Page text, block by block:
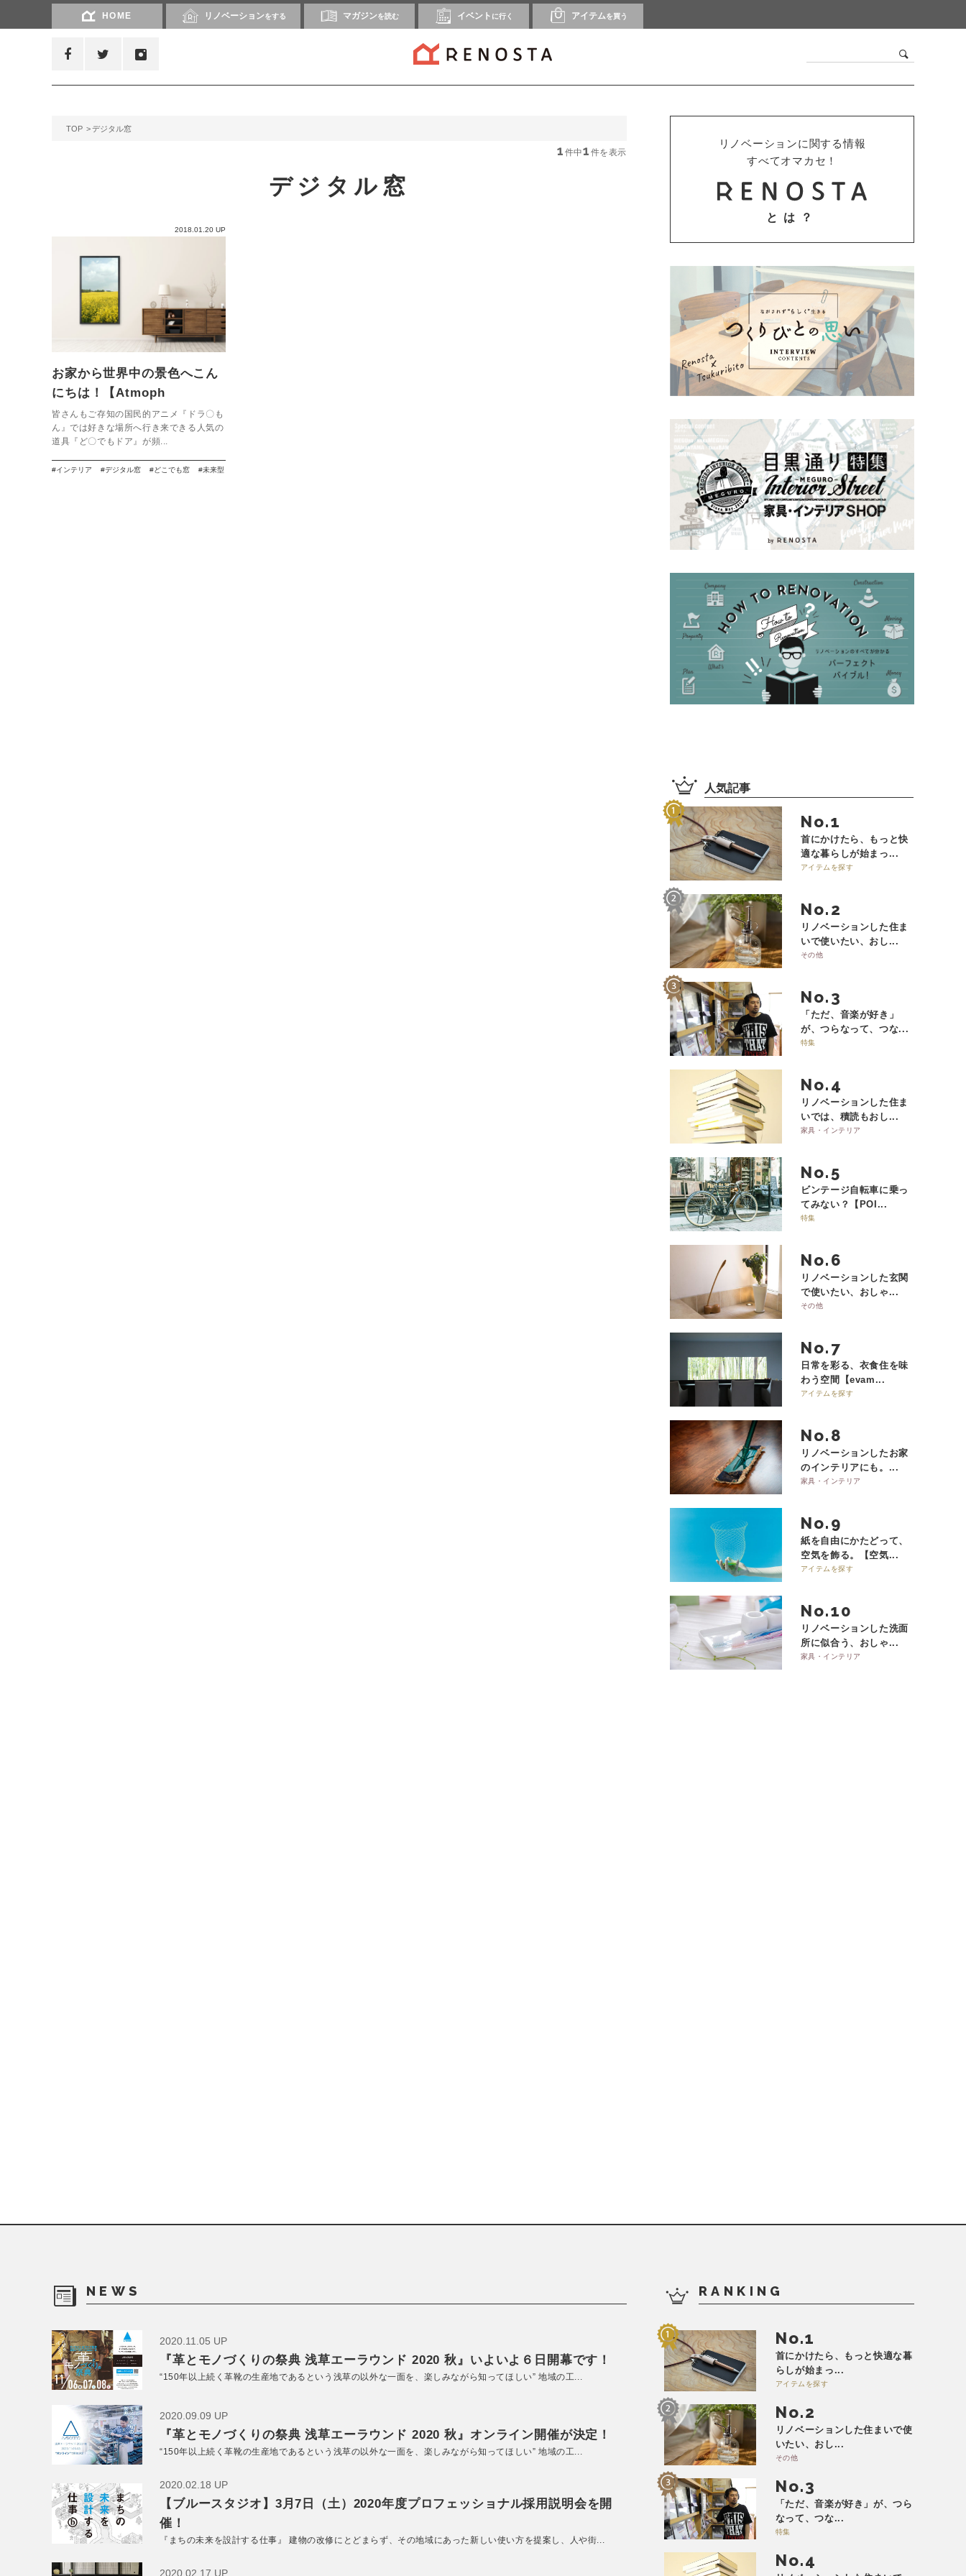
HOME リノベーションをする マガジンを読む イベント に行く アイテムを買う
TOP デジタル窓
1 件中1 件を表示
デジタル窓
2018.01.20 UP
お家から世界中の景色へこん
にちは！【Atmoph
Window】
皆さんもご存知の国民的アニメ『ドラ〇も
ん』では好きな場所へ行き来できる人気の
道具『ど〇でもドア』が頻...
インテリア デジタル窓 どこでも窓 未来型
リノベーションに関する情報
すべてオマカセ！
とは？
人気記事
No.
首にかけたら、もっと快
適な暮らしが始まっ...
アイテムを探す
No.
リノベーションした住ま
いで使いたい、おし...
その他
No.
「ただ、音楽が好き」
が、つらなって、つな...
特集
No.
リノベーションした住ま
いでは、積読もおし...
家具・インテリア
No.
ビンテージ自転車に乗っ
てみない？【POI...
特集
No.
リノベーションした玄関
で使いたい、おしゃ...
その他
No.
日常を彩る、衣食住を味
わう空間【evam...
アイテムを探す
No.
リノベーションしたお家
のインテリアにも。...
家具・インテリア
No.
紙を自由にかたどって、
空気を飾る。【空気...
アイテムを探す
No.
リノベーションした洗面
所に似合う、おしゃ...
家具・インテリア
NEWS
2020.11.05 UP
『革とモノづくりの祭典 浅草エーラウンド 2020 秋』いよいよ６日開幕です！
“150年以上続く革靴の生産地であるという浅草の以外な一面を、楽しみながら知ってほしい” 地域の工...
2020.09.09 UP
『革とモノづくりの祭典 浅草エーラウンド 2020 秋』オンライン開催が決定！
“150年以上続く革靴の生産地であるという浅草の以外な一面を、楽しみながら知ってほしい” 地域の工...
2020.02.18 UP
【ブルースタジオ】3月7日（土）2020年度プロフェッショナル採用説明会を開
催！
『まちの未来を設計する仕事』 建物の改修にとどまらず、その地域にあった新しい使い方を提案し、人や街...
2020.02.17 UP
RANKING
No.
首にかけたら、もっと快適な暮
らしが始まっ...
アイテムを探す
No.
リノベーションした住まいで使
いたい、おし...
その他
No.
「ただ、音楽が好き」が、つら
なって、つな...
特集
No.